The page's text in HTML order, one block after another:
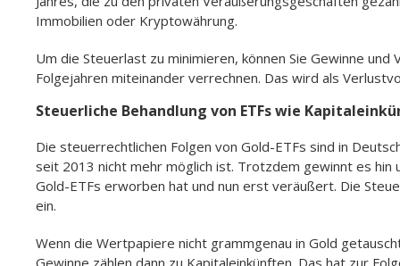
Wie sich unschwer erkennen lässt, bietet der Goldkauf in
Abgeltungssteuer, die ansonsten
Eine Alternative können dann die Gold-ETCs von Euwax
gezahlt werden, da sie steuerrechtlich wie physisches
diesen ETCs erhält man nicht nur eine
investierten Wertes.
Übersicht:
Golderträge und Gold-
Wertpapiere